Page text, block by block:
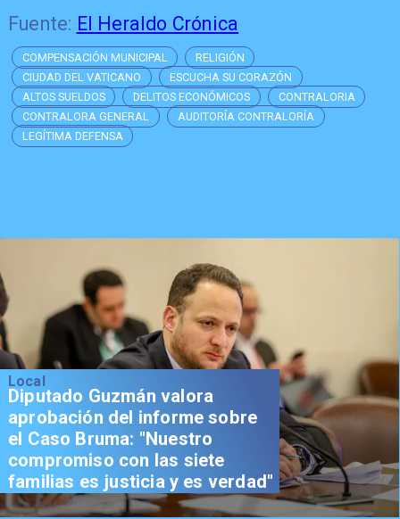
Fuente: El Heraldo Crónica
COMPENSACIÓN MUNICIPAL
RELIGIÓN
CIUDAD DEL VATICANO
ESCUCHA SU CORAZÓN
ALTOS SUELDOS
DELITOS ECONÓMICOS
CONTRALORIA
CONTRALORA GENERAL
AUDITORÍA CONTRALORÍA
LEGÍTIMA DEFENSA
Local
Diputado Guzmán valora
aprobación del informe sobre
el Caso Bruma: "Nuestro
compromiso con las siete
familias es justicia y es verdad"